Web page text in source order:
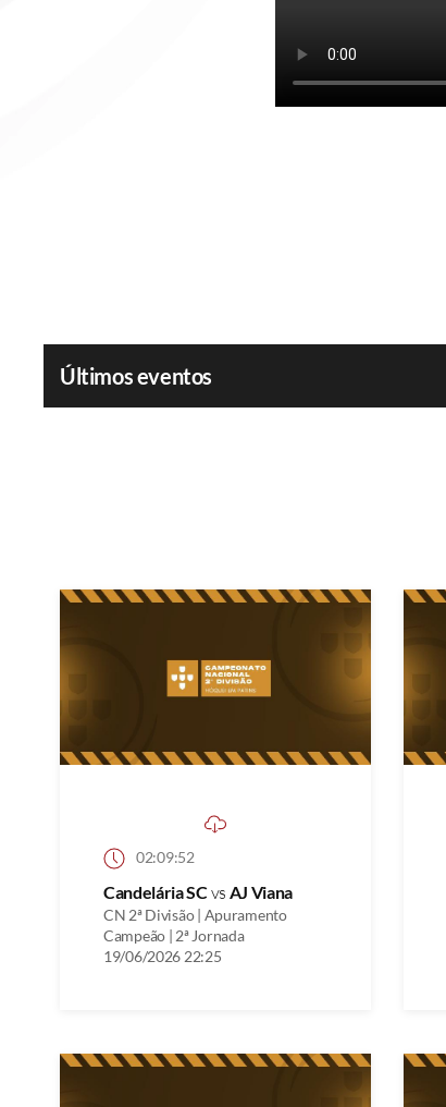
Últimos eventos
02:09:52
Candelária SCvs AJ Viana
CN 2ª Divisão | Apuramento
Campeão | 2ª Jornada
19/06/2026 22:25